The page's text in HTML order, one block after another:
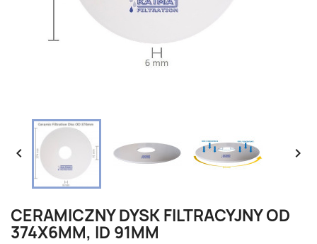
 
CERAMICZNY DYSK FILTRACYJNY OD
374X6MM, ID 91MM